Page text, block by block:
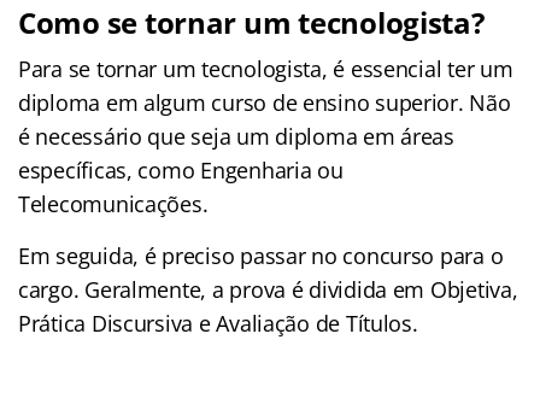
Como se tornar um tecnologista?
Para se tornar um tecnologista, é essencial ter um
diploma em algum curso de ensino superior. Não
é necessário que seja um diploma em áreas
específicas, como Engenharia ou
Telecomunicações.
Em seguida, é preciso passar no concurso para o
cargo. Geralmente, a prova é dividida em Objetiva,
Prática Discursiva e Avaliação de Títulos.